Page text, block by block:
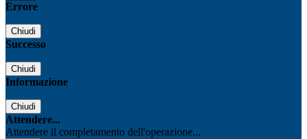
Errore
Chiudi
Successo
Chiudi
Informazione
Chiudi
Attendere...
Attendere il completamento dell'operazione...